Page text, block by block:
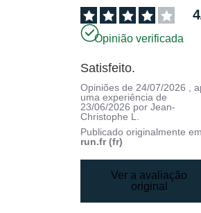
4
Opinião verificada
Satisfeito.
Opiniões de24/07/2026 ,
uma experiência de
23/06/2026 porJean-
Christophe L.
Publicado originalmente
run.fr (fr)
Ver a avaliação
original